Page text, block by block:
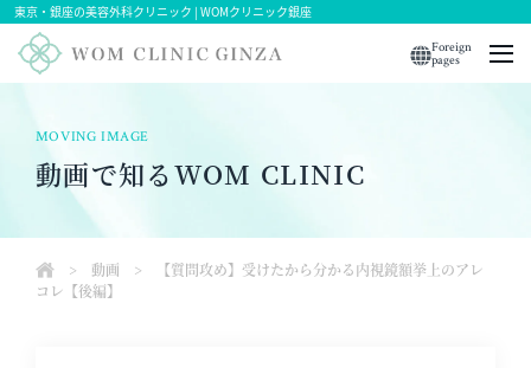
東京・銀座の美容外科クリニック | WOMクリニック銀座
Foreign
pages
MOVING IMAGE
動画で知るWOM CLINIC
> 動画 >
【質問攻め】受けたから分かる内視鏡額挙上のアレ
コレ【後編】